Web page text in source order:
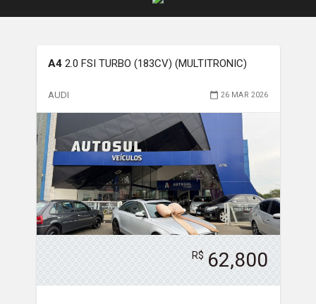
A4 2.0 FSI TURBO (183CV) (MULTITRONIC)
AUDI 26 MAR 2026
R$ 62,800